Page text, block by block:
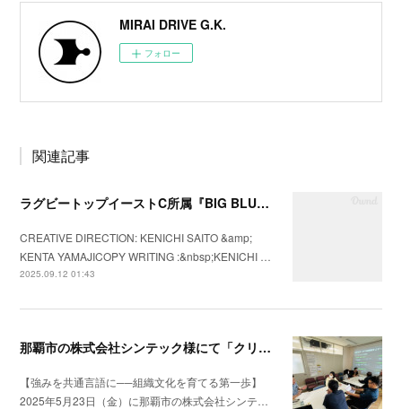
MIRAI DRIVE G.K.
フォロー
関連記事
ラグビートップイーストC所属『BIG BLUES八千代ベイ東京』の2025年シーズンプロモーションビデオを制作
CREATIVE DIRECTION: KENICHI SAITO &amp;
KENTA YAMAJICOPY WRITING :&nbsp;KENICHI …
2025.09.12 01:43
那覇市の株式会社シンテック様にて「クリフトンストレングス®」を用いた強み理解・組織文化醸成セッションを実施
【強みを共通言語に──組織文化を育てる第一歩】
2025年5月23日（金）に那覇市の株式会社シンテ…